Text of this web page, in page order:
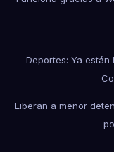
Deportes: Ya
Liberan a menor